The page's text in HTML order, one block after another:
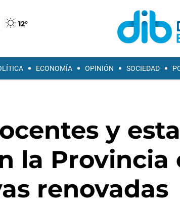
12°
ECONOMÍA OPINIÓN SOCIEDAD
y
la Provincia
renovadas